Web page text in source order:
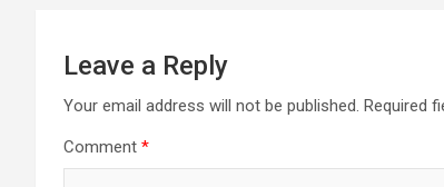
Leave a Reply
Your email address will not be published. Required
Comment *